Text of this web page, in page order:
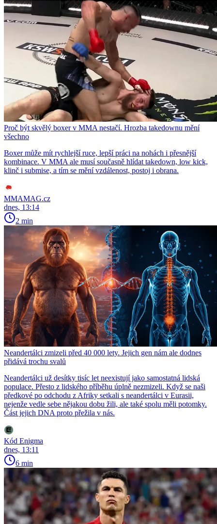
Proč být skvělý boxer v MMA nestačí. Hrozba takedownu mění
všechno
Boxer může mít rychlejší ruce, lepší práci na nohách i přesnější
kombinace. V MMA ale musí současně hlídat takedown, low kick,
klinč i submise, a tím se mění vzdálenost, postoj i obrana.
MMAMAG.cz
dnes, 13:14
2 min
Neandertálci zmizeli před 40 000 lety. Jejich gen nám ale dodnes
přidává trochu svalů
Neandertálci už desítky tisíc let neexistují jako samostatná lidská
populace. Přesto z lidského příběhu úplně nezmizeli. Když se naši
předkové po odchodu z Afriky setkali s neandertálci v Eurasii,
nejenže vedle sebe nějakou dobu žili, ale také spolu měli potomky.
Část jejich DNA proto přežila v nás.
Kód Enigma
dnes, 13:11
6 min